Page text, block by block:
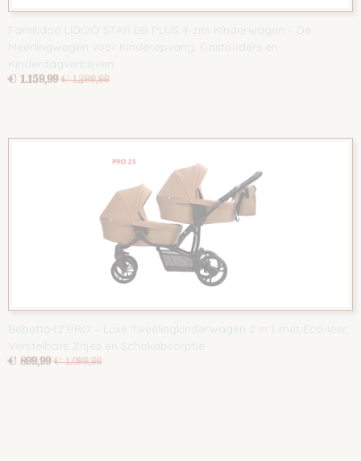
Familidoo LIDOO STAR BB PLUS 4-zits Kinderwagen – Dé
Meerlingwagen voor Kinderopvang, Gastouders en
Kinderdagverblijven
€ 1.159,99 € 1.299,99
Bebetto42 PRO – Luxe Tweelingkinderwagen 2 in 1 met Eco-leer,
Verstelbare Zitjes en Schokabsorptie
€ 899,99 € 1.099,99